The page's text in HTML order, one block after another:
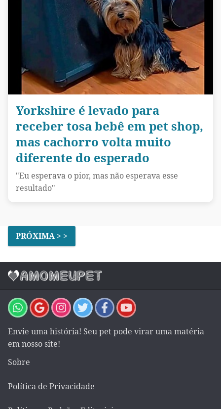
Yorkshire é levado para
receber tosa bebê em pet shop,
mas cachorro volta muito
diferente do esperado
"Eu esperava o pior, mas não esperava esse
resultado"
PRÓXIMA > >
Envie uma história! Seu pet pode virar uma matéria
em nosso site!
Sobre
Política de Privacidade